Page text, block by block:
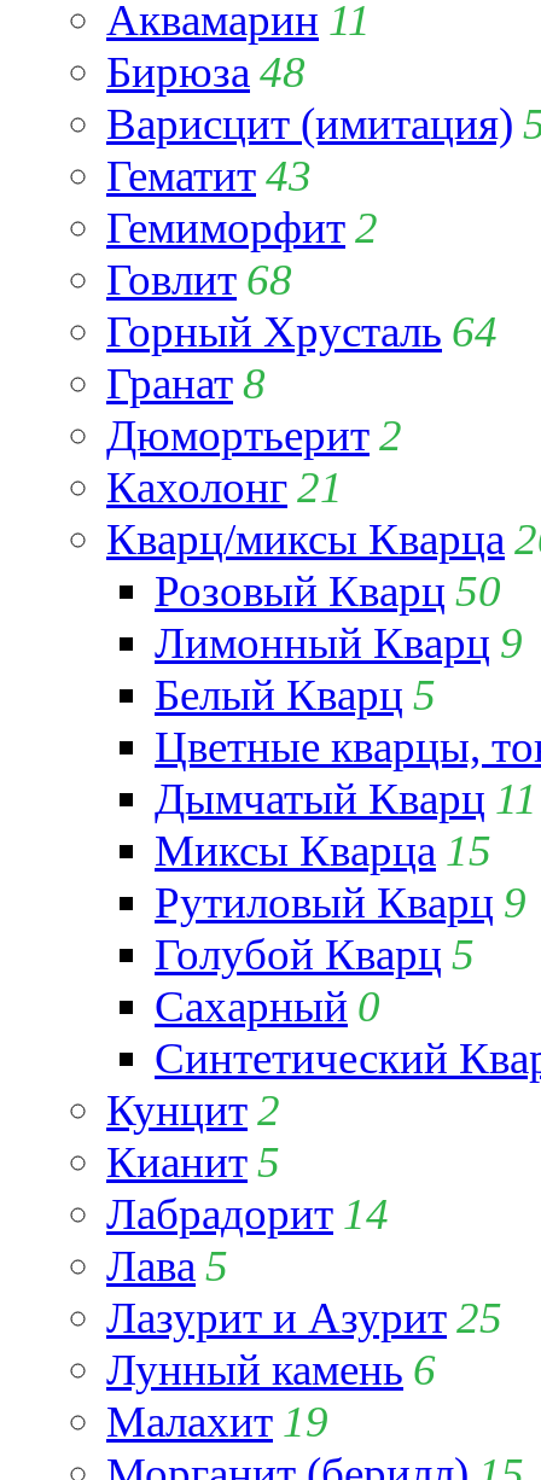
Аквамарин 11
Бирюза 48
Варисцит (имитация)
Гематит43
Гемиморфит2
Говлит 68
Горный Хрусталь 64
Гранат8
Дюмортьерит2
Кахолонг21
Кварц/миксы Кварца
Розовый Кварц 50
Лимонный Кварц 9
Белый Кварц 5
Цветные кварцы,
Дымчатый Кварц 11
Миксы Кварца 15
Рутиловый Кварц 9
Голубой Кварц 5
Сахарный 0
Синтетический
Кунцит2
Кианит5
Лабрадорит 14
Лава 5
Лазурит и Азурит25
Лунный камень 6
Малахит 19